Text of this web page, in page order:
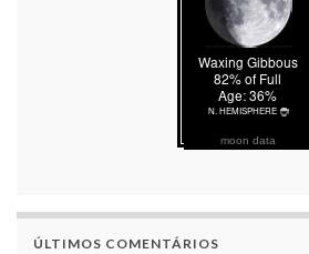
moon data
ÚLTIMOS COMENTÁRIOS